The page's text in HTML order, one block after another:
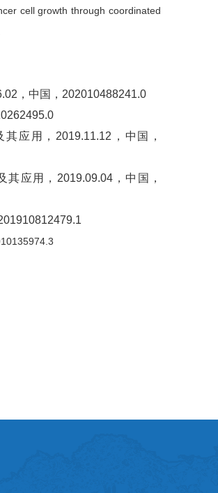
cell growth through coordinated
，中国，202010488241.0
应用，2019.11.12，中国，
应用，2019.09.04，中国，